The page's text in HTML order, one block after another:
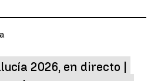
2026, en directo |